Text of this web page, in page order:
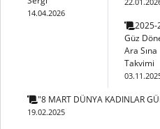
14.04.2026
2025-
Güz
Ara Sına
Takvimi
"8 MART DÜNYA KADINLAR
19.02.2025